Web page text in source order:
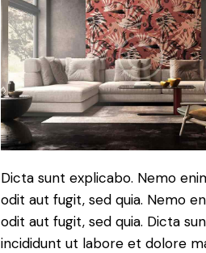
Dicta sunt explicabo. Nemo
odit aut fugit, sed quia. Nemo
odit aut fugit, sed quia. Dicta
incididunt ut labore et dolore